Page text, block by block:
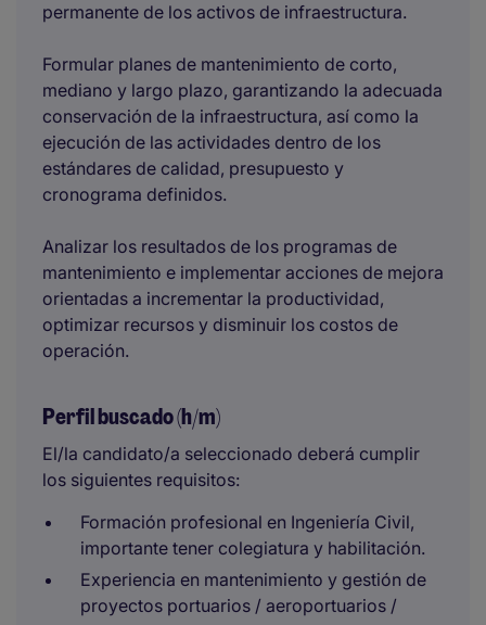
permanente de los activos de infraestructura.
Formular planes de mantenimiento de corto,
mediano y largo plazo, garantizando la adecuada
conservación de la infraestructura, así como la
ejecución de las actividades dentro de los
estándares de calidad, presupuesto y
cronograma definidos.
Analizar los resultados de los programas de
mantenimiento e implementar acciones de mejora
orientadas a incrementar la productividad,
optimizar recursos y disminuir los costos de
operación.
Perfil buscado (h/m)
El/la candidato/a seleccionado deberá cumplir
los siguientes requisitos:
Formación profesional en Ingeniería Civil,
importante tener colegiatura y habilitación.
Experiencia en mantenimiento y gestión de
proyectos portuarios / aeroportuarios /